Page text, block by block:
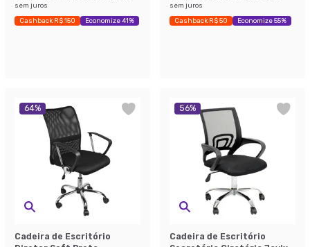
sem juros
Cashback R$ 150 Economize 41%
sem juros
Cashback R$ 50 Economize 55%
64%
Cadeira de Escritório
56%
Cadeira de Escritório